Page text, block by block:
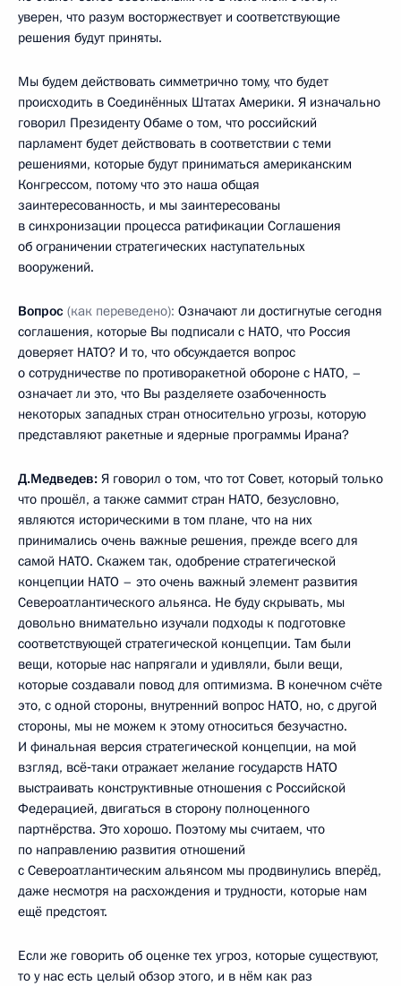
уверен, что разум восторжествует и соответствующие
решения будут приняты.
Мы будем действовать симметрично тому, что будет
происходить в Соединённых Штатах Америки. Я изначально
говорил Президенту Обаме о том, что российский
парламент будет действовать в соответствии с теми
решениями, которые будут приниматься американским
Конгрессом, потому что это наша общая
заинтересованность, и мы заинтересованы
в синхронизации процесса ратификации Соглашения
об ограничении стратегических наступательных
вооружений.
Вопрос (как переведено): Означают ли достигнутые сегодня
соглашения, которые Вы подписали с НАТО, что Россия
доверяет НАТО? И то, что обсуждается вопрос
о сотрудничестве по противоракетной обороне с НАТО, –
означает ли это, что Вы разделяете озабоченность
некоторых западных стран относительно угрозы, которую
представляют ракетные и ядерные программы Ирана?
Д.Медведев: Я говорил о том, что тот Совет, который только
что прошёл, а также саммит стран НАТО, безусловно,
являются историческими в том плане, что на них
принимались очень важные решения, прежде всего для
самой НАТО. Скажем так, одобрение стратегической
концепции НАТО – это очень важный элемент развития
Североатлантического альянса. Не буду скрывать, мы
довольно внимательно изучали подходы к подготовке
соответствующей стратегической концепции. Там были
вещи, которые нас напрягали и удивляли, были вещи,
которые создавали повод для оптимизма. В конечном счёте
это, с одной стороны, внутренний вопрос НАТО, но, с другой
стороны, мы не можем к этому относиться безучастно.
И финальная версия стратегической концепции, на мой
взгляд, всё‑таки отражает желание государств НАТО
выстраивать конструктивные отношения с Российской
Федерацией, двигаться в сторону полноценного
партнёрства. Это хорошо. Поэтому мы считаем, что
по направлению развития отношений
с Североатлантическим альянсом мы продвинулись вперёд,
даже несмотря на расхождения и трудности, которые нам
ещё предстоят.
Если же говорить об оценке тех угроз, которые существуют,
то у нас есть целый обзор этого, и в нём как раз